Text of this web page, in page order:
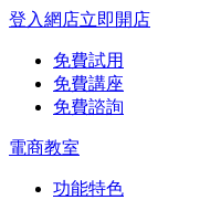
登入網店立即開店
免費試用
免費講座
免費諮詢
電商教室
功能特色